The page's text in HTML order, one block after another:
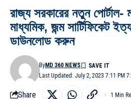
রাজ্য সরকারের নতুন পোর্টাল-
মাধ্যমিক, জন্ম সার্টিফিকেট
ডাউনলোড করুন
Last Updated: July 2, 2023 7:11 PM
ByMD 360 NEWS
Share 1 Min